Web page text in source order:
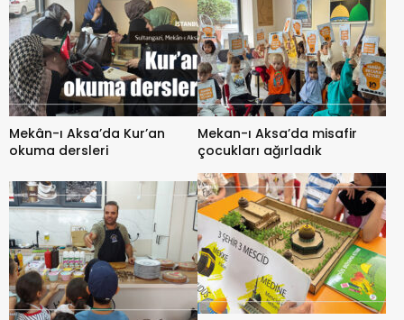
Mekân-ı Aksa’da Kur’an
okuma dersleri
Mekan-ı Aksa’da misafir
çocukları ağırladık